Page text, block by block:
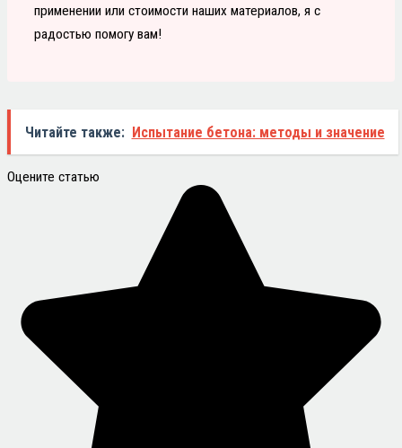
применении или стоимости наших материалов, я с
радостью помогу вам!
Читайте также: Испытание бетона: методы и значение
Оцените статью